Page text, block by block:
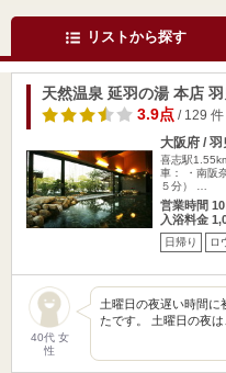
リストから探す
天然温泉 延羽の湯 本店 羽
3.9点/ 129 件
大阪府 /
喜志駅
車： ・南阪
５分） …
営業時間
入浴料金
日帰り ロ
40代 女
性
土曜日の夜遅い時間に
たです。 土曜日の夜